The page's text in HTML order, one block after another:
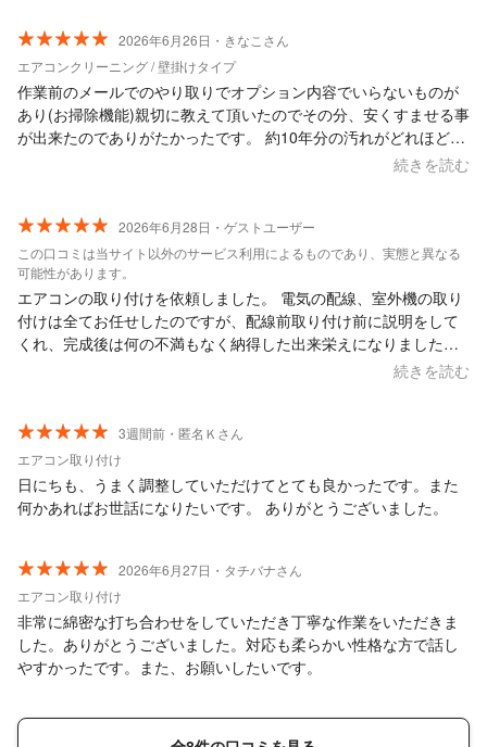
2026年6月26日・きなこさん
エアコンクリーニング / 壁掛けタイプ
作業前のメールでのやり取りでオプション内容でいらないものが
あり(お掃除機能)親切に教えて頂いたのでその分、安くすませる事
が出来たのでありがたかったです。 約10年分の汚れがどれほど凄
かったのか作業後の液体の色をみせてもらい、もっと早く頼めば
続きを読む
2026年6月28日・ゲストユーザー
この口コミは当サイト以外のサービス利用によるものであり、実態と異なる
可能性があります。
エアコンの取り付けを依頼しました。 電気の配線、室外機の取り
付けは全てお任せしたのですが、配線前取り付け前に説明をして
くれ、完成後は何の不満もなく納得した出来栄えになりました。
また、今後のアフターサービスもして頂けるこの事で、家電メー
続きを読む
3週間前・匿名Ｋさん
エアコン取り付け
日にちも、うまく調整していただけてとても良かったです。また
何かあればお世話になりたいです。 ありがとうございました。
2026年6月27日・タチバナさん
エアコン取り付け
非常に綿密な打ち合わせをしていただき丁寧な作業をいただきま
した。ありがとうございました。対応も柔らかい性格な方で話し
やすかったです。また、お願いしたいです。